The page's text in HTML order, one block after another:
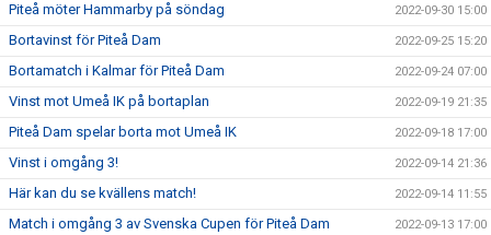
Piteå möter Hammarby på söndag 2022-09-30 15:00
Bortavinst för Piteå Dam 2022-09-25 15:20
Bortamatch i Kalmar för Piteå Dam 2022-09-24 07:00
Vinst mot Umeå IK på bortaplan 2022-09-19 21:35
Piteå Dam spelar borta mot Umeå IK 2022-09-18 17:00
Vinst i omgång 3! 2022-09-14 21:36
Här kan du se kvällens match! 2022-09-14 11:55
Match i omgång 3 av Svenska Cupen för Piteå Dam 2022-09-13 17:00